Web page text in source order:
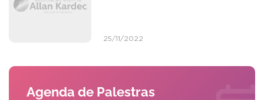
25/11/2022
Agenda de Palestras